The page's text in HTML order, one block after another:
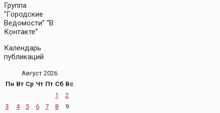
Группа
“Городские
Ведомости” “В
Контакте”
Календарь
публикаций
Август 2026
Пн Вт Ср Чт Пт Сб Вс
1
2
3
4 5 6 7 8
9